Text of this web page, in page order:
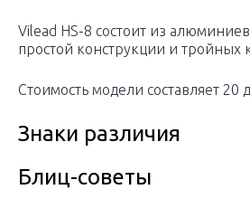
Vilead HS-8 состоит из
простой конструкции и тройных
Стоимость модели составляет 20
Знаки различия
Блиц-советы